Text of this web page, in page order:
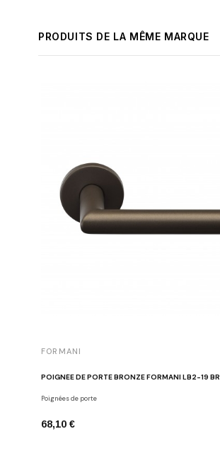
PRODUITS DE LA MÊME MARQUE
FORMANI
POIGNÉE DE PORTE BRONZE FORMANI LB2-19 BR
Poignées de porte
68,10 €